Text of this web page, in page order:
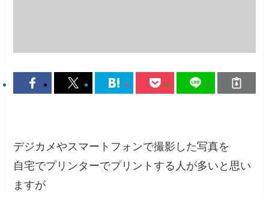
デジカメやスマートフォンで撮影した写真を
自宅でプリンターでプリントする人が多いと思い
ますが